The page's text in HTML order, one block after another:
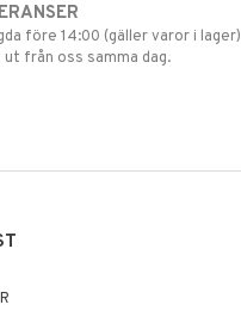
före 14:00 (gäller varor i lager)
från oss samma dag.